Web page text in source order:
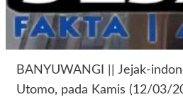
BANYUWANGI || Jejak-
Utomo, pada Kamis (12/03/